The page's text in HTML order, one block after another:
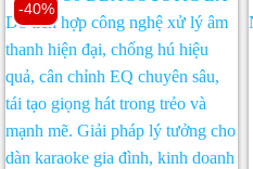
sao
14.700.000 ₫.
-40%